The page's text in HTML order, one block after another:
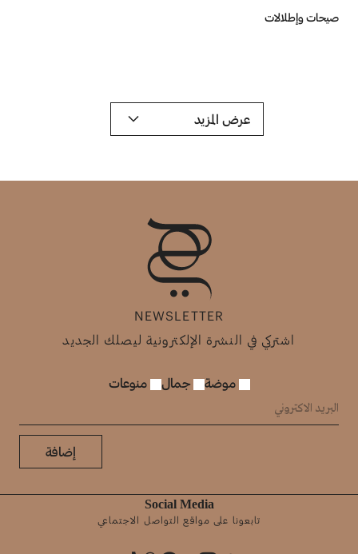
صيحات وإطلالات
عرض المزيد
NEWSLETTER
اشتركي في النشرة الإلكترونية ليصلك الجديد
موضة جمال منوعات
إضافة
Social Media
تابعونا على مواقع التواصل الاجتماعي